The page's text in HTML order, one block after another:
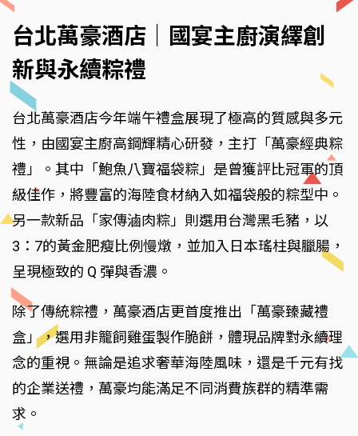
台北萬豪酒店｜國宴主廚演繹創
新與永續粽禮
台北萬豪酒店今年端午禮盒展現了極高的質感與多元
性，由國宴主廚高鋼輝精心研發，主打「萬豪經典粽
禮」。其中「鮑魚八寶福袋粽」是曾獲評比冠軍的頂
級佳作，將豐富的海陸食材納入如福袋般的粽型中。
另一款新品「家傳滷肉粽」則選用台灣黑毛豬，以
3：7的黃金肥瘦比例慢燉，並加入日本瑤柱與臘腸，
呈現極致的 Q 彈與香濃。
除了傳統粽禮，萬豪酒店更首度推出「萬豪臻藏禮
盒」，選用非籠飼雞蛋製作脆餅，體現品牌對永續理
念的重視。無論是追求奢華海陸風味，還是千元有找
的企業送禮，萬豪均能滿足不同消費族群的精準需
求。